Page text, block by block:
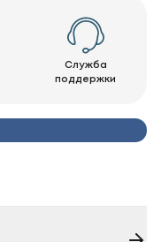
Служба
поддержки